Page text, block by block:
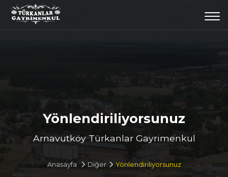
Yönlendiriliyorsunuz
Arnavutköy Türkanlar Gayrimenkul
Anasayfa Diğer Yönlendiriliyorsunuz